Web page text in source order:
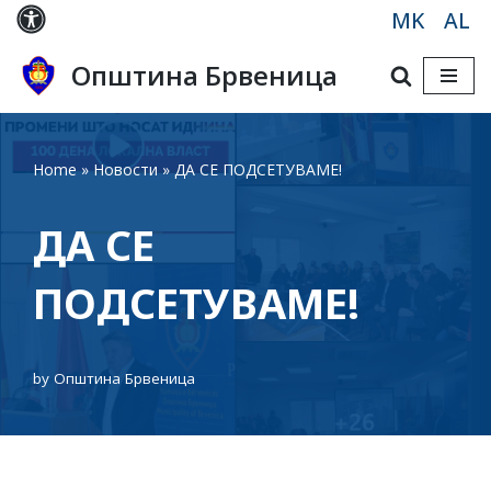
Skip
to
content
MK AL
Општина Брвеница
Home»Новости»ДА СЕ ПОДСЕТУВАМЕ!
ДА СЕ
ПОДСЕТУВАМЕ!
by Општина Брвеница